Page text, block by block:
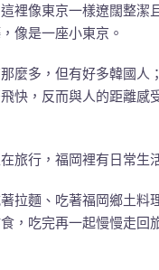
裡像東京一樣遼闊整潔
像是一座小東京。
麼多，但有好多韓國人；
快，反而與人的距離感
旅行，福岡裡有日常生
拉麵、吃著福岡鄉土料
，吃完再一起慢慢走回